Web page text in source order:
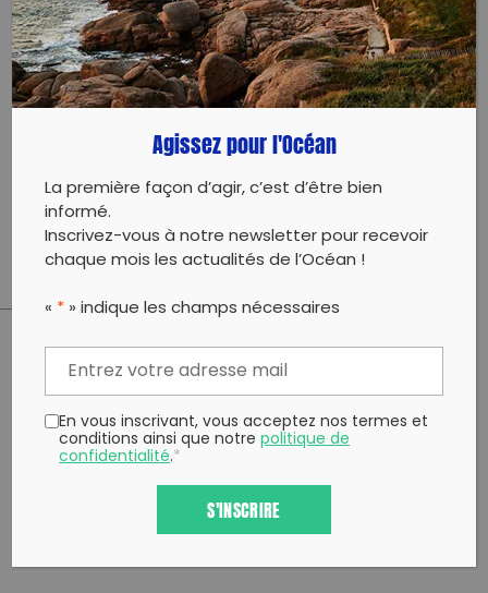
Équipés de gants, filets, et pinces pour récupérer sur
notre chemin les déchets sauvages, nous prendrons
la direction du Col de Belle Barbe, jusqu’au Lac de
l’Écureuil. ️
✔ Randonnée tout public de courte durée (de 2h à
barre de céréales, ainsi que des vêtements et une
paire de chaussures adéquates.
PARTAGER CET ARTICLE:
Partager sur Facebook
Partager sur
Twitter
Envoyer à
un ami
Copy to clipboard
Agissez pour l'Océan
La première façon d’agir, c’est d’être bien
informé.
Inscrivez-vous à notre newsletter pour recevoir
chaque mois les actualités de l’Océan !
« * » indique les champs nécessaires
En vous inscrivant, vous acceptez nos termes et
conditions ainsi que notrepolitique de
confidentialité.*
S'INSCRIRE